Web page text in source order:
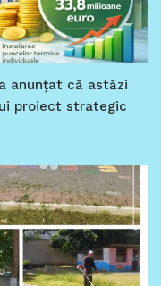
anunțat că astăzi
proiect strategic
o
timpurie din